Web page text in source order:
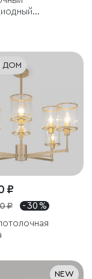
ДОМ
₽
₽
- 30 %
NEW